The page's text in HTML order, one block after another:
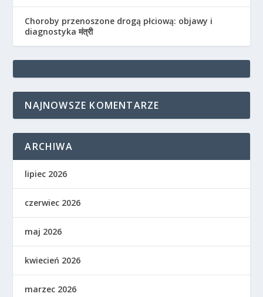
Choroby przenoszone drogą płciową: objawy i
diagnostyka मंत्री
NAJNOWSZE KOMENTARZE
ARCHIWA
lipiec 2026
czerwiec 2026
maj 2026
kwiecień 2026
marzec 2026